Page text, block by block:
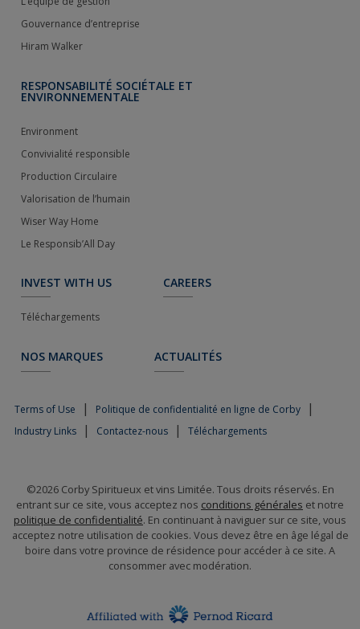
Gouvernance d’entreprise
Hiram Walker
RESPONSABILITÉ SOCIÉTALE ET
ENVIRONNEMENTALE
Environment
Convivialité responsible
Production Circulaire
Valorisation de l’humain
Wiser Way Home
Le Responsib’All Day
INVEST WITH US
Téléchargements
CAREERS
NOS MARQUES ACTUALITÉS
Terms of Use | Politique de confidentialité en ligne de Corby |
Industry Links | Contactez-nous | Téléchargements
©2026 Corby Spiritueux et vins Limitée. Tous droits réservés. En
entrant sur ce site, vous acceptez nos conditions générales et notre
politique de confidentialité. En continuant à naviguer sur ce site, vous
acceptez notre utilisation de cookies. Vous devez être en âge légal de
boire dans votre province de résidence pour accéder à ce site. A
consommer avec modération.